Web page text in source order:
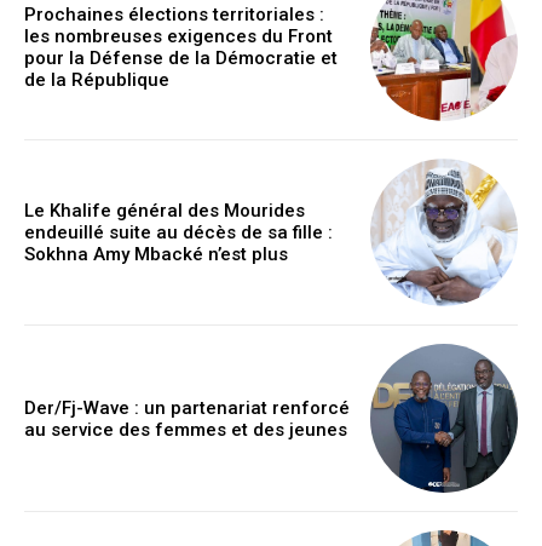
Prochaines élections territoriales :
les nombreuses exigences du Front
pour la Défense de la Démocratie et
de la République
Le Khalife général des Mourides
endeuillé suite au décès de sa fille :
Sokhna Amy Mbacké n’est plus
Der/Fj-Wave : un partenariat renforcé
au service des femmes et des jeunes